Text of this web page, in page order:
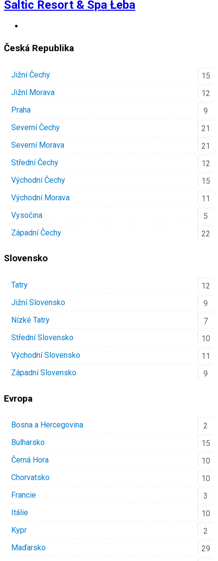
Saltic Resort & Spa Łeba
Česká Republika
Jižní Čechy
15
Jižní Morava
12
Praha
9
Severní Čechy
21
Severní Morava
21
Střední Čechy
12
Východní Čechy
15
Východní Morava
11
Vysočina
5
Západní Čechy
22
Slovensko
Tatry
12
Jižní Slovensko
9
Nízké Tatry
7
Střední Slovensko
10
Východní Slovensko
11
Západní Slovensko
9
Evropa
Bosna a Hercegovina
2
Bulharsko
15
Černá Hora
10
Chorvatsko
10
Francie
3
Itálie
10
Kypr
2
Maďarsko
29